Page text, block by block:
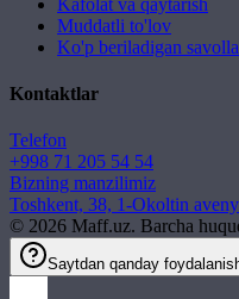
Muddatli to'lov
Ko'p beriladigan
Kontaktlar
Telefon
+998 71 205 54 54
Bizning manzilimiz
Toshkent, 38, 1-Okoltin
© 2026 Maff.uz. Barcha
Saytdan qanday